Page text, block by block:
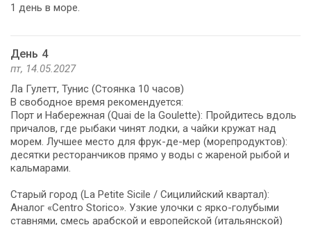
1 день в море.
День 4
пт, 14.05.2027
Ла Гулетт, Тунис (Стоянка 10 часов)
В свободное время рекомендуется:
Порт и Набережная (Quai de la Goulette): Пройдитесь вдоль
причалов, где рыбаки чинят лодки, а чайки кружат над
морем. Лучшее место для фрук-де-мер (морепродуктов):
десятки ресторанчиков прямо у воды с жареной рыбой и
кальмарами.
Старый город (La Petite Sicile / Сицилийский квартал):
Аналог «Centro Storico». Узкие улочки с ярко-голубыми
ставнями, смесь арабской и европейской (итальянской)